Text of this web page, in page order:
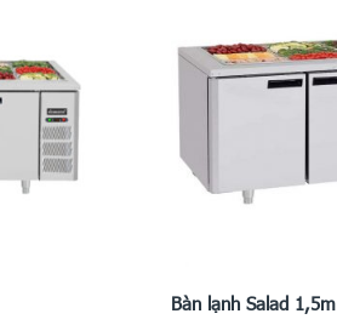
Bàn lạnh Salad 1,5m